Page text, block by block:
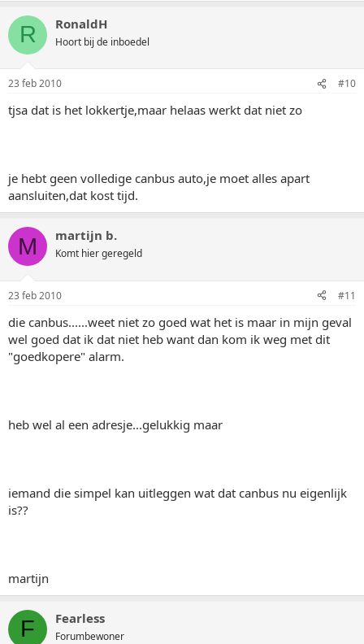
R RonaldH
Hoort bij de inboedel
23 feb 2010 #10
tjsa dat is het lokkertje,maar helaas werkt dat niet zo
je hebt geen volledige canbus auto,je moet alles apart
aansluiten,dat kost tijd.
M martijn b.
Komt hier geregeld
23 feb 2010 #11
die canbus......weet niet zo goed wat het is maar in mijn geval
wel goed dat ik dat niet heb want dan kom ik weg met dit
"goedkopere" alarm.
heb wel al een adresje...gelukkig maar
iemand die simpel kan uitleggen wat dat canbus nu eigenlijk
is??
martijn
F Fearless
Forumbewoner